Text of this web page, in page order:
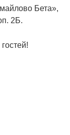
Бета»,
2Б.